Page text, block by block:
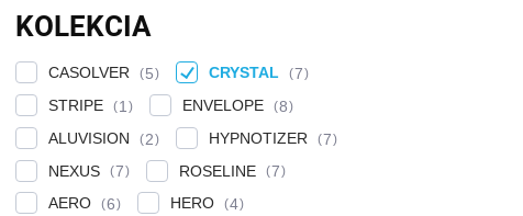
KOLEKCIA
CASOLVER 5 CRYSTAL
7
STRIPE
1 ENVELOPE
8
ALUVISION
2 HYPNOTIZER
7
NEXUS
7 ROSELINE
7
AERO
6 HERO
4